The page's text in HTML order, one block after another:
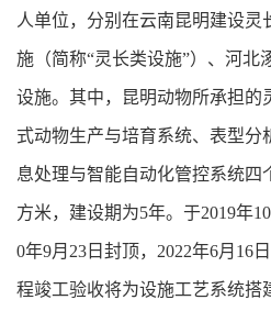
人单位，分别在云南昆明建设
施（简称“灵长类设施”）、河北
设施。其中，昆明动物所承担的
式动物生产与培育系统、表型分
息处理与智能自动化管控系统四
方米，建设期为5年。于2019年
0年9月23日封顶，2022年6月16
程竣工验收将为设施工艺系统搭